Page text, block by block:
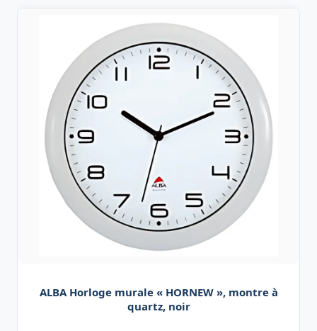
ALBA Horloge murale « HORNEW », montre à
quartz, noir